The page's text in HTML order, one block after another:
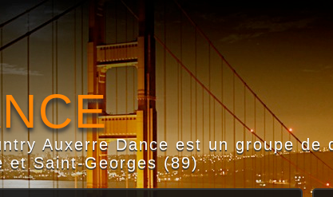
Auxerre Dance est un groupe
et Saint-Georges (89)